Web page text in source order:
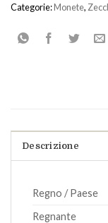
Categorie:Monete,
Descrizione
Regno / Paese
Regnante